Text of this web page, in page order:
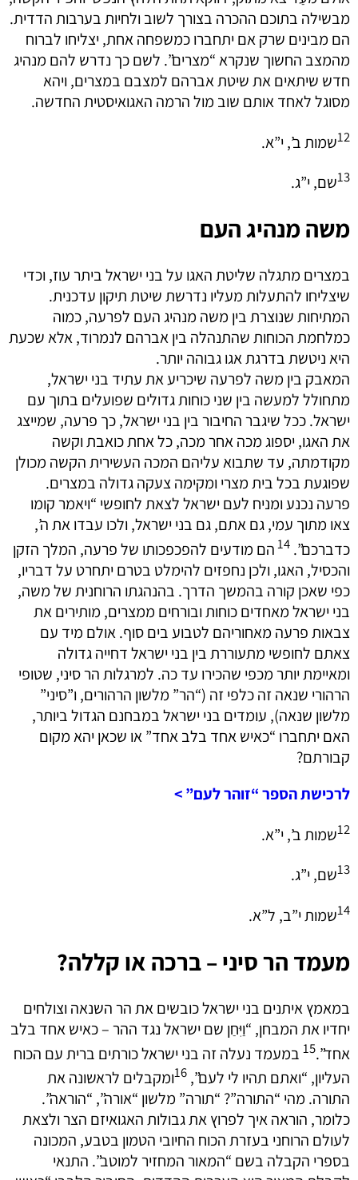
מבשילה בתוכם ההכרה בצורך לשוב ולחיות בערבות הדדית.
הם מבינים שרק אם יתחברו כמשפחה אחת, יצליחו לברוח
מהמצב החשוך שנקרא “מצרים”. לשם כך נדרש להם מנהיג
חדש שיתאים את שיטת אברהם למצבם במצרים, ויהא
מסוגל לאחד אותם שוב מול הרמה האגואיסטית החדשה.
12שמות ב’, י”א.
13שם, י”ג.
משה מנהיג העם
במצרים מתגלה שליטת האגו על בני ישראל ביתר עוז, וכדי
שיצליחו להתעלות מעליו נדרשת שיטת תיקון עדכנית.
המתיחות שנוצרת בין משה מנהיג העם לפרעה, כמוה
כמלחמת הכוחות שהתנהלה בין אברהם לנמרוד, אלא שכעת
היא ניטשת בדרגת אגו גבוהה יותר.
המאבק בין משה לפרעה שיכריע את עתיד בני ישראל,
מתחולל למעשה בין שני כוחות גדולים שפועלים בתוך עם
ישראל. ככל שיגבר החיבור בין בני ישראל, כך פרעה, שמייצג
את האגו, יספוג מכה אחר מכה, כל אחת כואבת וקשה
מקודמתה, עד שתבוא עליהם המכה העשירית הקשה מכולן
שפוגעת בכל בית מצרי ומקימה צעקה גדולה במצרים.
פרעה נכנע ומניח לעם ישראל לצאת לחופשי “ויאמר קומו
צאו מתוך עמי, גם אתם, גם בני ישראל, ולכו עבדו את ה’,
כדברכם”. 14הם מודעים להפכפכותו של פרעה, המלך הזקן
והכסיל, האגו, ולכן נחפזים להימלט בטרם יתחרט על דבריו,
כפי שאכן קורה בהמשך הדרך. בהנהגתו הרוחנית של משה,
בני ישראל מאחדים כוחות ובורחים ממצרים, מותירים את
צבאות פרעה מאחוריהם לטבוע בים סוף. אולם מיד עם
צאתם לחופשי מתעוררת בין בני ישראל דחייה גדולה
ומאיימת יותר מכפי שהכירו עד כה. למרגלות הר סיני, שטופי
הרהורי שנאה זה כלפי זה (“הר” מלשון הרהורים, ו”סיני”
מלשון שנאה), עומדים בני ישראל במבחנם הגדול ביותר,
האם יתחברו “כאיש אחד בלב אחד” או שכאן יהא מקום
קבורתם?
לרכישת הספר “זוהר לעם” >
12שמות ב’, י”א.
13שם, י”ג.
14שמות י”ב, ל”א.
מעמד הר סיני – ברכה או קללה?
במאמץ איתנים בני ישראל כובשים את הר השנאה וצולחים
יחדיו את המבחן, “וַיִּחַן שם ישראל נגד ההר – כאיש אחד בלב
אחד”.15 במעמד נעלה זה בני ישראל כורתים ברית עם הכוח
העליון, “ואתם תהיו לי לעם”, 16ומקבלים לראשונה את
התורה. מהי “התורה”? “תורה” מלשון “אורה”, “הוראה”.
כלומר, הוראה איך לפרוץ את גבולות האגואיזם הצר ולצאת
לעולם הרוחני בעזרת הכוח החיובי הטמון בטבע, המכונה
בספרי הקבלה בשם “המאור המחזיר למוטב”. התנאי